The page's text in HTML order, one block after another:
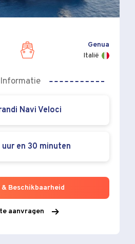
Genua
Italië
Informatie
Navi Veloci
en 30 minuten
Beschikbaarheid
aanvragen